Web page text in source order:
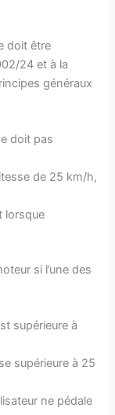
doit être
24 et à la
généraux
doit pas
de 25 km/h,
lorsque
si l’une des
supérieure à
supérieure à 25
ne pédale